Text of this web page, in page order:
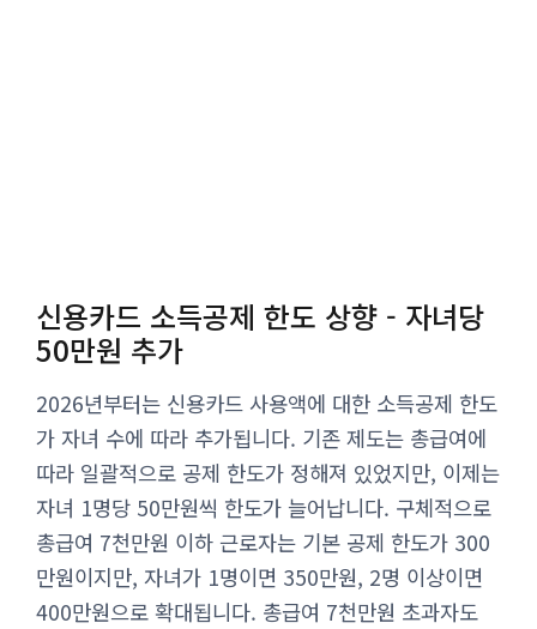
신용카드 소득공제 한도 상향 - 자녀당
50만원 추가
2026년부터는 신용카드 사용액에 대한 소득공제 한도
가 자녀 수에 따라 추가됩니다. 기존 제도는 총급여에
따라 일괄적으로 공제 한도가 정해져 있었지만, 이제는
자녀 1명당 50만원씩 한도가 늘어납니다. 구체적으로
총급여 7천만원 이하 근로자는 기본 공제 한도가 300
만원이지만, 자녀가 1명이면 350만원, 2명 이상이면
400만원으로 확대됩니다. 총급여 7천만원 초과자도